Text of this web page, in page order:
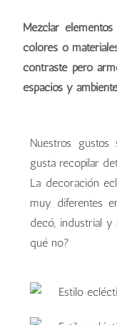
Mezclar
colores o
contraste pero
espacios y
Nuestros
gusta recopilar
La decoración
muy diferentes
decó, industrial
qué no?